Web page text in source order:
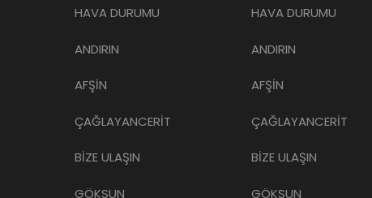
HAVA DURUMU
ANDIRIN
AFŞİN
ÇAĞLAYANCERİT
BİZE ULAŞIN
GÖKSUN
HAVA DURUMU
ANDIRIN
AFŞİN
ÇAĞLAYANCERİT
BİZE ULAŞIN
GÖKSUN